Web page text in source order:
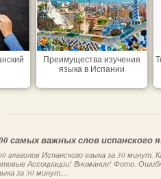
Преимущества изучения
языка в Испании
самых важных слов испанского
глаголов Испанского языка за 30 минут.
Ассоциации! Внимание! Фото.
за 30 минут....